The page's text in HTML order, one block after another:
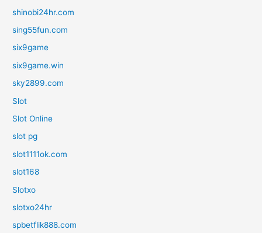
shinobi24hr.com
sing55fun.com
six9game
six9game.win
sky2899.com
Slot
Slot Online
slot pg
slot1111ok.com
slot168
Slotxo
slotxo24hr
spbetflik888.com